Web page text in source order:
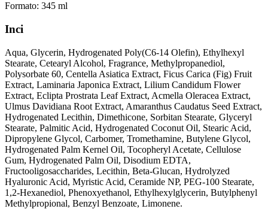
Formato: 345 ml
Inci
Aqua, Glycerin, Hydrogenated Poly(C6-14 Olefin), Ethylhexyl
Stearate, Cetearyl Alcohol, Fragrance, Methylpropanediol,
Polysorbate 60, Centella Asiatica Extract, Ficus Carica (Fig) Fruit
Extract, Laminaria Japonica Extract, Lilium Candidum Flower
Extract, Eclipta Prostrata Leaf Extract, Acmella Oleracea Extract,
Ulmus Davidiana Root Extract, Amaranthus Caudatus Seed Extract,
Hydrogenated Lecithin, Dimethicone, Sorbitan Stearate, Glyceryl
Stearate, Palmitic Acid, Hydrogenated Coconut Oil, Stearic Acid,
Dipropylene Glycol, Carbomer, Tromethamine, Butylene Glycol,
Hydrogenated Palm Kernel Oil, Tocopheryl Acetate, Cellulose
Gum, Hydrogenated Palm Oil, Disodium EDTA,
Fructooligosaccharides, Lecithin, Beta-Glucan, Hydrolyzed
Hyaluronic Acid, Myristic Acid, Ceramide NP, PEG-100 Stearate,
1,2-Hexanediol, Phenoxyethanol, Ethylhexylglycerin, Butylphenyl
Methylpropional, Benzyl Benzoate, Limonene.